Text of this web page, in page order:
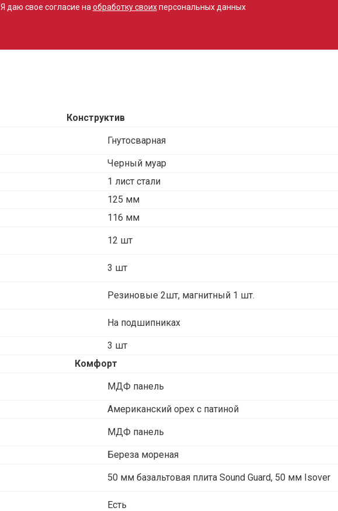
Я даю свое согласие на обработку своихперсональных данных
Конструктив
Гнутосварная
Черный муар
1 лист стали
125 мм
116 мм
12 шт
3 шт
Резиновые 2шт, магнитный 1 шт.
На подшипниках
3 шт
Комфорт
МДФ панель
Американский орех с патиной
МДФ панель
Береза мореная
50 мм базальтовая плита Sound Guard, 50 мм Isover
Есть